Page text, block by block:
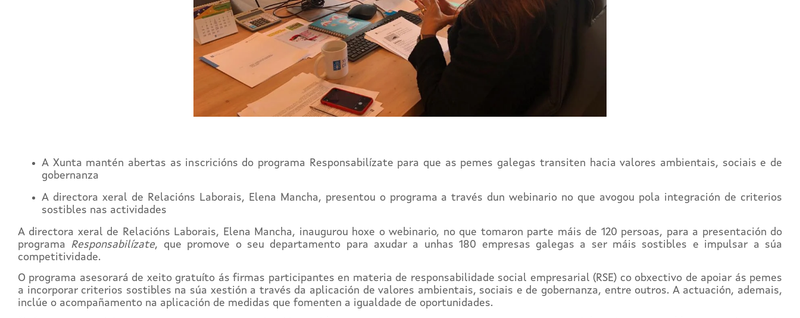
A Xunta mantén abertas as inscricións do programa Responsabilízate para que as pemes galegas transiten hacia valores ambientais, sociais e de
gobernanza
A directora xeral de Relacións Laborais, Elena Mancha, presentou o programa a través dun webinario no que avogou pola integración de criterios
sostibles nas actividades
A directora xeral de Relacións Laborais, Elena Mancha, inaugurou hoxe o webinario, no que tomaron parte máis de 120 persoas, para a presentación do
programa Responsabilízate, que promove o seu departamento para axudar a unhas 180 empresas galegas a ser máis sostibles e impulsar a súa
competitividade.
O programa asesorará de xeito gratuíto ás firmas participantes en materia de responsabilidade social empresarial (RSE) co obxectivo de apoiar ás pemes
a incorporar criterios sostibles na súa xestión a través da aplicación de valores ambientais, sociais e de gobernanza, entre outros. A actuación, ademais,
inclúe o acompañamento na aplicación de medidas que fomenten a igualdade de oportunidades.